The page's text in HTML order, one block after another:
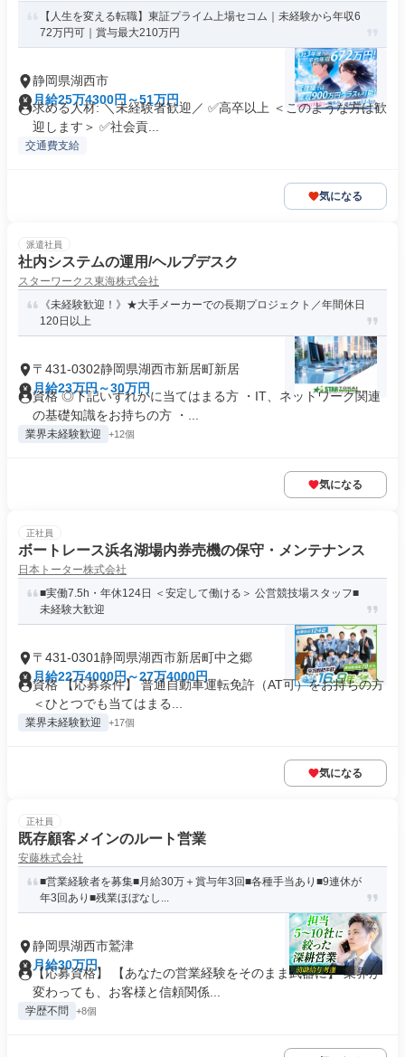
【人生を変える転職】東証プライム上場セコム｜未経験から年収6
72万円可｜賞与最大210万円
静岡県湖西市
月給25万4300円～51万円
求める人材: ＼未経験者歓迎／ ✅高卒以上 ＜このような方は歓
迎します＞ ✅社会貢...
交通費支給
気になる
派遣社員
社内システムの運用/ヘルプデスク
スターワークス東海株式会社
《未経験歓迎！》★大手メーカーでの長期プロジェクト／年間休日
120日以上
〒431-0302静岡県湖西市新居町新居
月給23万円～30万円
資格 ◎下記いずれかに当てはまる方 ・IT、ネットワーク関連
の基礎知識をお持ちの方 ・...
業界未経験歓迎 +12個
気になる
正社員
ボートレース浜名湖場内券売機の保守・メンテナンス
日本トーター株式会社
■実働7.5h・年休124日 ＜安定して働ける＞ 公営競技場スタッフ■
未経験大歓迎
〒431-0301静岡県湖西市新居町中之郷
月給22万4000円～27万4000円
資格 【応募条件】 普通自動車運転免許（AT可）をお持ちの方
＜ひとつでも当てはまる...
業界未経験歓迎 +17個
気になる
正社員
既存顧客メインのルート営業
安藤株式会社
■営業経験者を募集■月給30万＋賞与年3回■各種手当あり■9連休が
年3回あり■残業ほぼなし...
静岡県湖西市鷲津
月給30万円
【応募資格】 【あなたの営業経験をそのまま武器に】 業界が
変わっても、お客様と信頼関係...
学歴不問 +8個